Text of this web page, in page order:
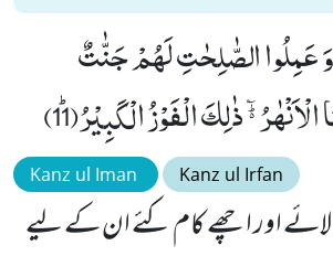
عَمِلُوا الصّٰلِحٰتِ لَهُمْ جَنّٰتٌ
ﲜ ذٰلِكَ الْفَوْزُ الْكَبِیْرُﭤ(11)
Kanz ul Iman Kanz ul Irfan
اور اچھے کام کئے ان کے لیے